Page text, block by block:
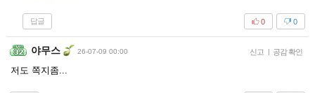
답글 0
0
야무스 26-07-09 00:00 신고 | 공감 확인
저도 쪽지좀...